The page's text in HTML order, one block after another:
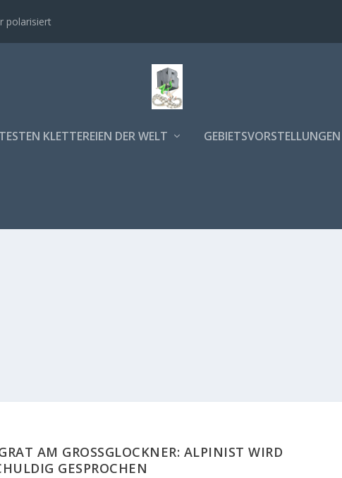
polarisiert
KLETTEREIEN DER WELT GEBIETSVORSTELLUNGEN
AM GROSSGLOCKNER: ALPINIST WIRD S
GESPROCHEN